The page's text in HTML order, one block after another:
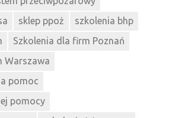
sklep ppoż
szkolenia bhp
Szkolenia dla firm Poznań
Warszawa
pomoc
pomocy